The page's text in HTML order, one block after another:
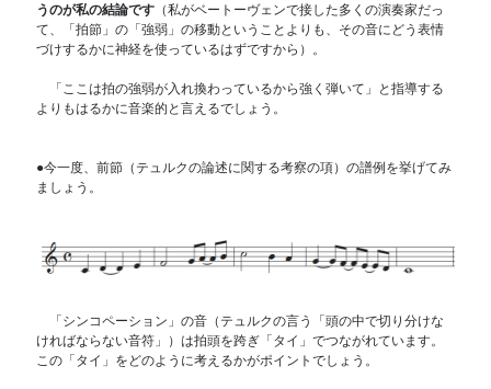
うのが私の結論です （私がベートーヴェンで接した多くの演奏家だっ
て、「拍節」の「強弱」の移動ということよりも、その音にどう表情
づけするかに神経を使っているはずですから）。
「ここは拍の強弱が入れ換わっているから強く弾いて」と指導する
よりもはるかに音楽的と言えるでしょう。
●今一度、前節（テュルクの論述に関する考察の項）の譜例を挙げてみ
ましょう。
「シンコペーション」の音（テュルクの言う「頭の中で切り分けな
ければならない音符」）は拍頭を跨ぎ「タイ」でつながれています。
この「タイ」をどのように考えるかがポイントでしょう。